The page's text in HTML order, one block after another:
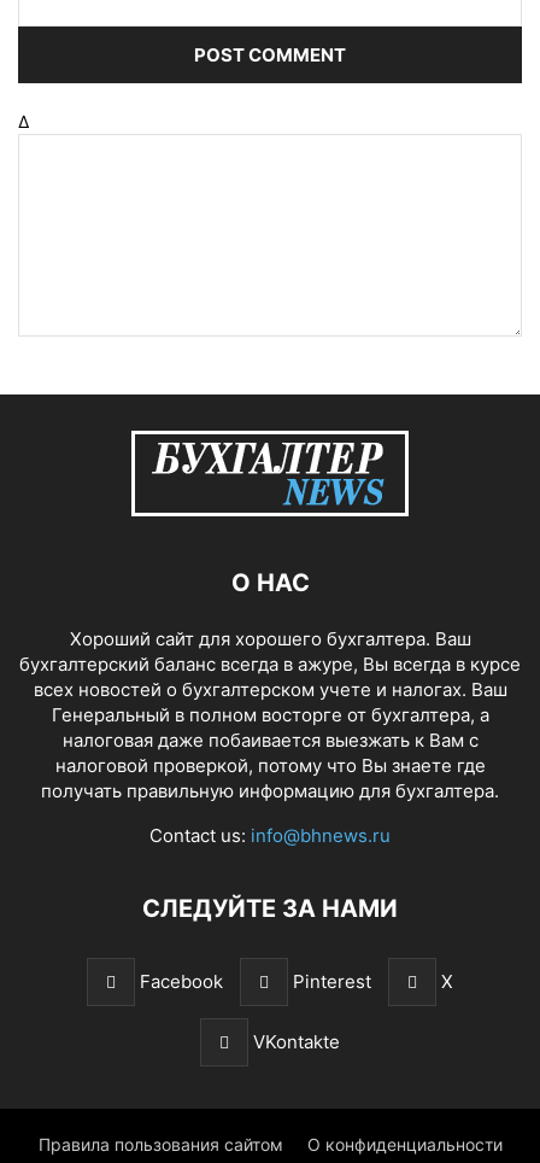
Δ
О НАС
Хороший сайт для хорошего бухгалтера. Ваш
бухгалтерский баланс всегда в ажуре, Вы всегда в курсе
всех новостей о бухгалтерском учете и налогах. Ваш
Генеральный в полном восторге от бухгалтера, а
налоговая даже побаивается выезжать к Вам с
налоговой проверкой, потому что Вы знаете где
получать правильную информацию для бухгалтера.
Contact us: info@bhnews.ru
СЛЕДУЙТЕ ЗА НАМИ
Facebook Pinterest X
VKontakte
Правила пользования сайтом О конфиденциальности